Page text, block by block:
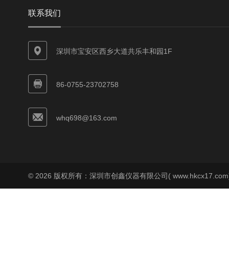
联系我们
深圳市宝安区西乡大道共乐丰和园1F
86-0755-23702758
whq698@163.com
© 2026 版权所有：深圳市创鑫仪器有限公司(